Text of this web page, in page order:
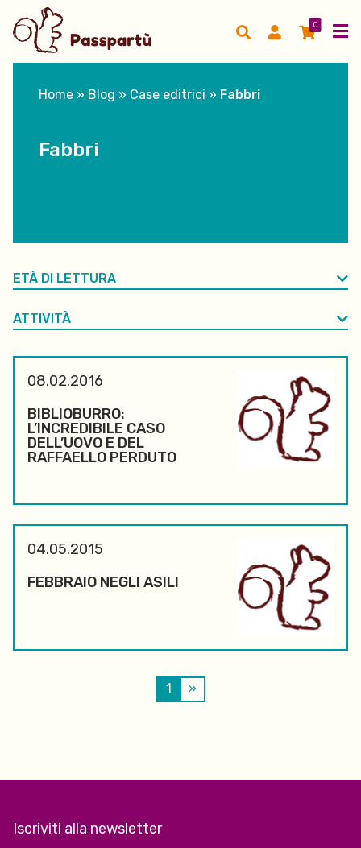
0
Home » Blog » Case editrici » Fabbri
Fabbri
ETÀ DI LETTURA
ATTIVITÀ
08.02.2016
BIBLIOBURRO:
L’INCREDIBILE CASO
DELL’UOVO E DEL
RAFFAELLO PERDUTO
04.05.2015
FEBBRAIO NEGLI ASILI
1 »
Iscriviti alla newsletter